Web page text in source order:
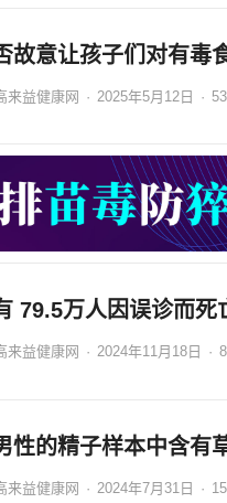
故意让孩子们对有毒
来益健康网 · 2025年5月12日 ·
79.5万人因误诊而死
来益健康网 · 2024年11月18日 ·
性的精子样本中含有
来益健康网 · 2024年7月31日 ·